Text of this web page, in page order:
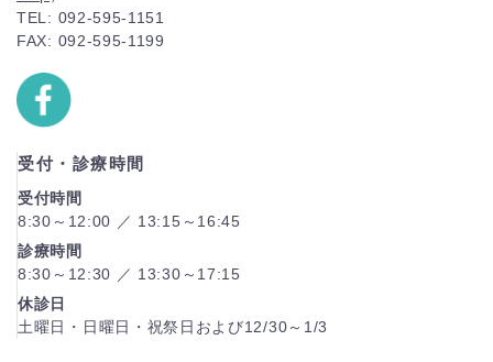
TEL: 092-595-1151
FAX: 092-595-1199
受付・診療時間
受付時間
8:30～12:00 ／ 13:15～16:45
診療時間
8:30～12:30 ／ 13:30～17:15
休診日
土曜日・日曜日・祝祭日および12/30～1/3